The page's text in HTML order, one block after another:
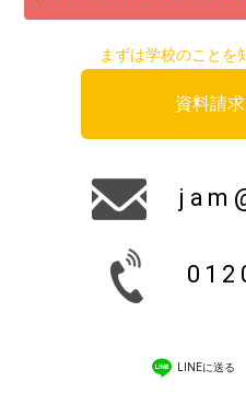
まずは学校のことを
資料請
LINEに送る